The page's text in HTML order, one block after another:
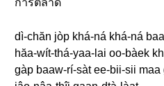
การตลาด
dì-chăn jòp khá-ná khá-ná
hăa-wít-thá-yaa-lai oo-bàek
gàp baaw-rí-sàt ee-bii-sii